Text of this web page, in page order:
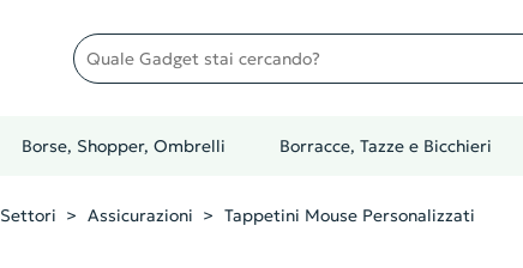
Quale gadget stai cercando?
Borse, Shopper, Ombrelli Borracce, Tazze e Bicchieri
Settori Assicurazioni Tappetini Mouse Personalizzati